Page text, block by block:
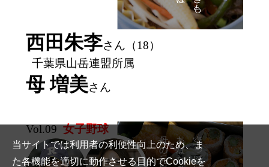
西田朱李さん（18）
千葉県山岳連盟所属
母 増美さん
Vol.09 女子野球
当サイトでは利用者の利便性向上のため、ま
た各機能を適切に動作させる目的でCookieを